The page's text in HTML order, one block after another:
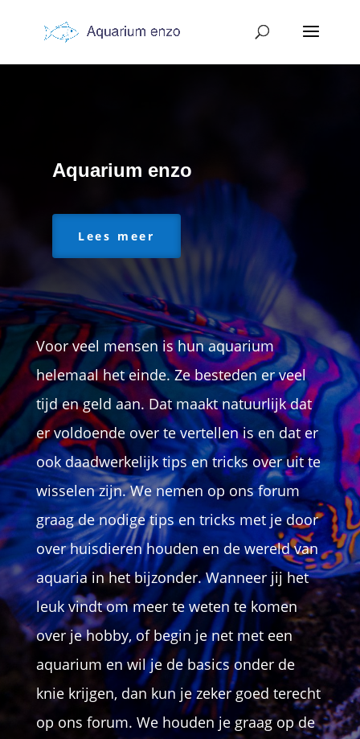
Aquarium enzo
Lees meer
Voor veel mensen is hun aquarium
helemaal het einde. Ze besteden er veel
tijd en geld aan. Dat maakt natuurlijk dat
er voldoende over te vertellen is en dat er
ook daadwerkelijk tips en tricks over uit te
wisselen zijn. We nemen op ons forum
graag de nodige tips en tricks met je door
over huisdieren houden en de wereld van
aquaria in het bijzonder. Wanneer jij het
leuk vindt om meer te weten te komen
over je hobby, of begin je net met een
aquarium en wil je de basics onder de
knie krijgen, dan kun je zeker goed terecht
op ons forum. We houden je graag op de